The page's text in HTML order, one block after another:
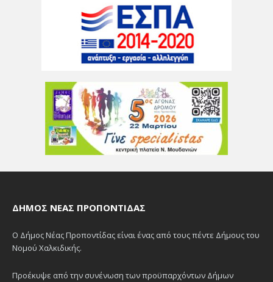
ΔΉΜΟΣ ΝΈΑΣ ΠΡΟΠΟΝΤΊΔΑΣ
Ο Δήμος Νέας Προποντίδας είναι ένας από τους πέντε Δήμους του
Νομού Χαλκιδικής.
Προέκυψε από την συνένωση των προϋπαρχόντων Δήμων